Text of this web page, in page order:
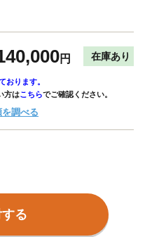
円 在庫あり
おります。
方はこちらでご確認ください。
を調べる
る